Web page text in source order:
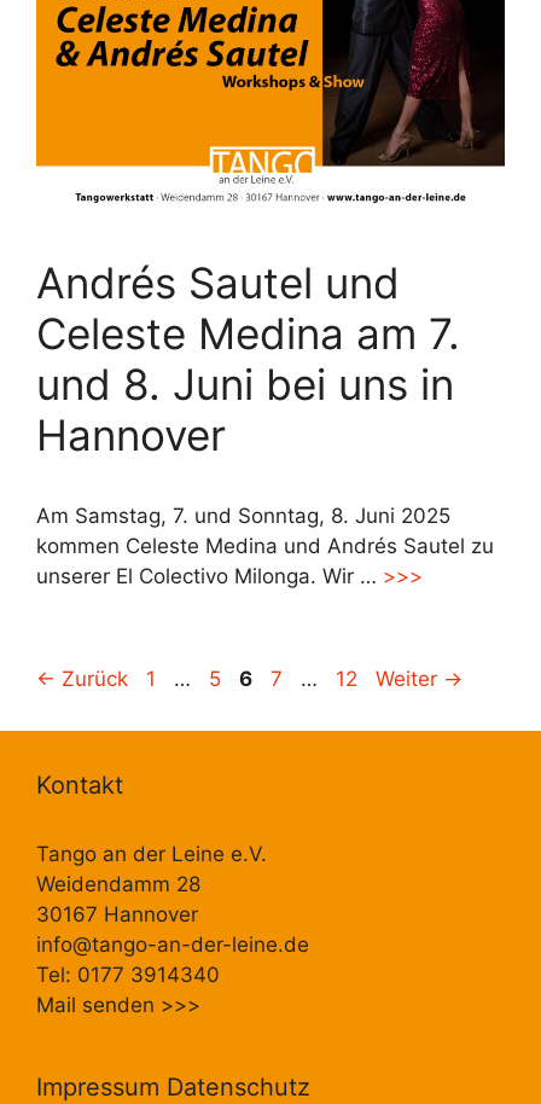
Andrés Sautel und
Celeste Medina am 7.
und 8. Juni bei uns in
Hannover
Am Samstag, 7. und Sonntag, 8. Juni 2025
kommen Celeste Medina und Andrés Sautel zu
unserer El Colectivo Milonga. Wir … >>>
← Zurück Seite
1 … Seite
5 Seite
6 Seite
7 … Seite
12 Weiter →
Kontakt
Tango an der Leine e.V.
Weidendamm 28
30167 Hannover
info@tango-an-der-leine.de
Tel: 0177 3914340
Mail senden >>>
Impressum Datenschutz